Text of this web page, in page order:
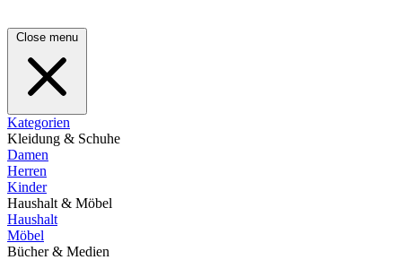
Close menu
Kategorien
Kleidung & Schuhe
Damen
Herren
Kinder
Haushalt & Möbel
Haushalt
Möbel
Bücher & Medien